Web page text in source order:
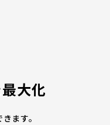
大化
ます。